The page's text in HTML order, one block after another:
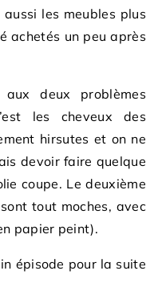
les meubles plus
achetés un peu après
deux problèmes
les cheveux des
hirsutes et on ne
devoir faire quelque
coupe. Le deuxième
tout moches, avec
papier peint).
épisode pour la suite